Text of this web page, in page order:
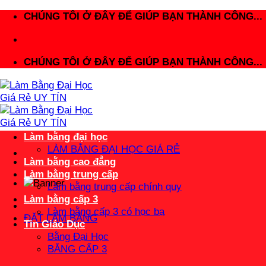
CHÚNG TÔI Ở ĐÂY ĐỂ GIÚP BẠN THÀNH CÔNG...
CHÚNG TÔI Ở ĐÂY ĐỂ GIÚP BẠN THÀNH CÔNG...
ĐẶT LÀM BẰNG
Làm bằng đại học
LÀM BẰNG ĐẠI HỌC GIÁ RẺ
Làm bằng cao đẳng
Làm bằng trung cấp
Làm bằng trung cấp chính quy
Làm bằng cấp 3
Làm bằng cấp 3 có học bạ
Tin Giáo Dục
Bằng Đại Học
BẰNG CẤP 3